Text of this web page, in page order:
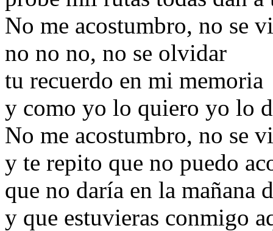
No me acostumbro, no se
no no no, no se olvidar
tu recuerdo en mi memoria
y como yo lo quiero yo lo
No me acostumbro, no se
y te repito que no puedo
que no daría en la mañana
y que estuvieras conmigo